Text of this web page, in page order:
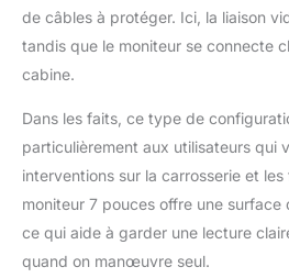
la
offrant
heures
recul
de câbles à protéger. Ici, la liaison
tandis que le moniteur se connecte
cabine.
Dans les faits, ce type de
particulièrement aux utilisateurs qui
interventions sur la carrosserie et
moniteur 7 pouces offre une surface
ce qui aide à garder une lecture
quand on manœuvre seul.